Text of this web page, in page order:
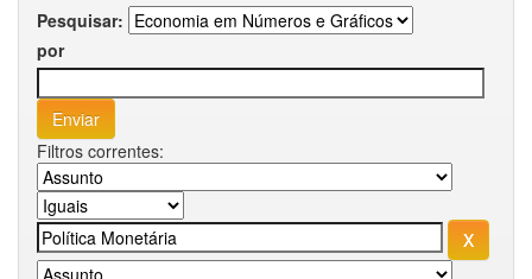
Pesquisar:
por
Filtros correntes: